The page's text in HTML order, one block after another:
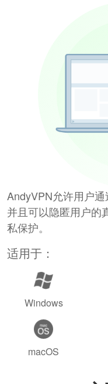
AndyVPN允许用户
并且可以隐匿用户的
私保护。
适用于：
Windows
macOS